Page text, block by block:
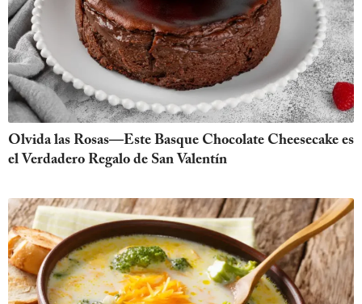
Olvida las Rosas—Este Basque Chocolate Cheesecake es
el Verdadero Regalo de San Valentín